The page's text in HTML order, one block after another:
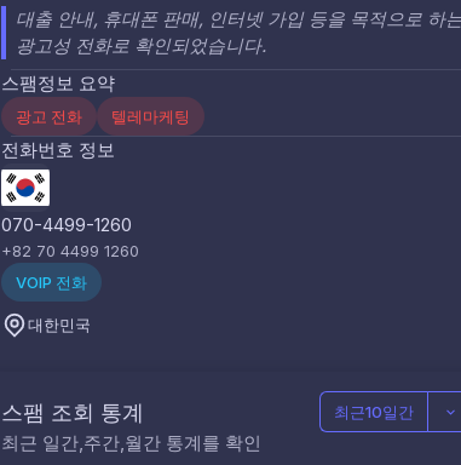
대출 안내, 휴대폰 판매, 인터넷 가입 등을 목적으로 하
광고성 전화로 확인되었습니다.
스팸정보 요약
광고 전화 텔레마케팅
전화번호 정보
070-4499-1260
+82 70 4499 1260
VOIP 전화
대한민국
스팸 조회 통계
최근 일간,주간,월간 통계를 확인
최근10일간